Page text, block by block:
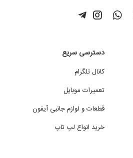
دسترسی سریع
کانال تلگرام
تعمیرات موبایل
قطعات و لوازم جانبی آیفون
خرید انواع لپ تاپ